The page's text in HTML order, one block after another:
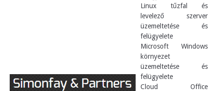
Linux tűzfal és
levelező szerver
üzemeltetése és
felügyelete
Microsoft Windows
környezet
üzemeltetése és
felügyelete
Cloud Office